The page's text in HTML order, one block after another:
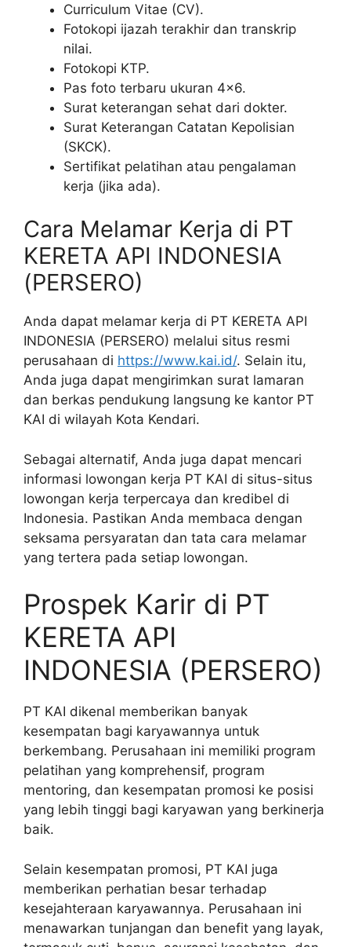
Curriculum Vitae (CV).
Fotokopi ijazah terakhir dan transkrip
nilai.
Fotokopi KTP.
Pas foto terbaru ukuran 4×6.
Surat keterangan sehat dari dokter.
Surat Keterangan Catatan Kepolisian
(SKCK).
Sertifikat pelatihan atau pengalaman
kerja (jika ada).
Cara Melamar Kerja di PT
KERETA API INDONESIA
(PERSERO)
Anda dapat melamar kerja di PT KERETA API
INDONESIA (PERSERO) melalui situs resmi
perusahaan di https://www.kai.id/. Selain itu,
Anda juga dapat mengirimkan surat lamaran
dan berkas pendukung langsung ke kantor PT
KAI di wilayah Kota Kendari.
Sebagai alternatif, Anda juga dapat mencari
informasi lowongan kerja PT KAI di situs-situs
lowongan kerja terpercaya dan kredibel di
Indonesia. Pastikan Anda membaca dengan
seksama persyaratan dan tata cara melamar
yang tertera pada setiap lowongan.
Prospek Karir di PT
KERETA API
INDONESIA (PERSERO)
PT KAI dikenal memberikan banyak
kesempatan bagi karyawannya untuk
berkembang. Perusahaan ini memiliki program
pelatihan yang komprehensif, program
mentoring, dan kesempatan promosi ke posisi
yang lebih tinggi bagi karyawan yang berkinerja
baik.
Selain kesempatan promosi, PT KAI juga
memberikan perhatian besar terhadap
kesejahteraan karyawannya. Perusahaan ini
menawarkan tunjangan dan benefit yang layak,